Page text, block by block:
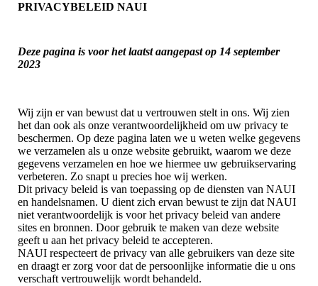
PRIVACYBELEID NAUI
Deze pagina is voor het laatst aangepast op 14 september
2023
Wij zijn er van bewust dat u vertrouwen stelt in ons. Wij zien
het dan ook als onze verantwoordelijkheid om uw privacy te
beschermen. Op deze pagina laten we u weten welke gegevens
we verzamelen als u onze website gebruikt, waarom we deze
gegevens verzamelen en hoe we hiermee uw gebruikservaring
verbeteren. Zo snapt u precies hoe wij werken.
Dit privacy beleid is van toepassing op de diensten van NAUI
en handelsnamen. U dient zich ervan bewust te zijn dat NAUI
niet verantwoordelijk is voor het privacy beleid van andere
sites en bronnen. Door gebruik te maken van deze website
geeft u aan het privacy beleid te accepteren.
NAUI respecteert de privacy van alle gebruikers van deze site
en draagt er zorg voor dat de persoonlijke informatie die u ons
verschaft vertrouwelijk wordt behandeld.